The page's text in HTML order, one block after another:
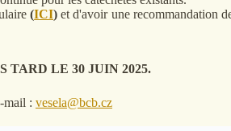
(ICI) et d'avoir une recommandation
TARD LE 30 JUIN 2025.
mail : vesela@bcb.cz